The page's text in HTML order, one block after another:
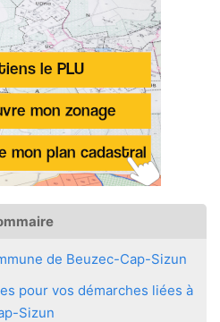
de Beuzec-Cap-Sizun
pour vos démarches liées à
Sizun